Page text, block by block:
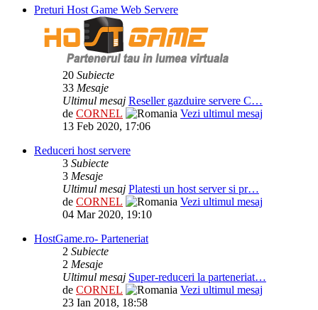
Preturi Host Game Web Servere
20 Subiecte
33 Mesaje
Ultimul mesaj Reseller gazduire servere C…
de CORNEL
Vezi ultimul mesaj
13 Feb 2020, 17:06
Reduceri host servere
3 Subiecte
3 Mesaje
Ultimul mesaj Platesti un host server si pr…
de CORNEL
Vezi ultimul mesaj
04 Mar 2020, 19:10
HostGame.ro- Parteneriat
2 Subiecte
2 Mesaje
Ultimul mesaj Super-reduceri la parteneriat…
de CORNEL
Vezi ultimul mesaj
23 Ian 2018, 18:58